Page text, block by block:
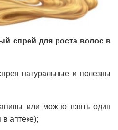
спрей для роста волос в
натуральные и полезны
или можно взять один
в аптеке);